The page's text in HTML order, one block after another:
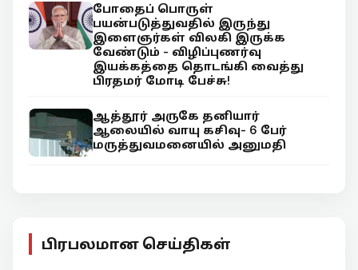
போதைப் பொருள்
பயன்படுத்துவதில் இருந்து
இளைஞர்கள் விலகி இருக்க
வேண்டும் - விழிப்புணர்வு
இயக்கத்தை தொடங்கி வைத்து
பிரதமர் மோடி பேச்சு!
ஆத்தூர் அருகே தனியார்
ஆலையில் வாயு கசிவு- 6 பேர்
மருத்துவமனையில் அனுமதி
பிரபலமான செய்திகள்